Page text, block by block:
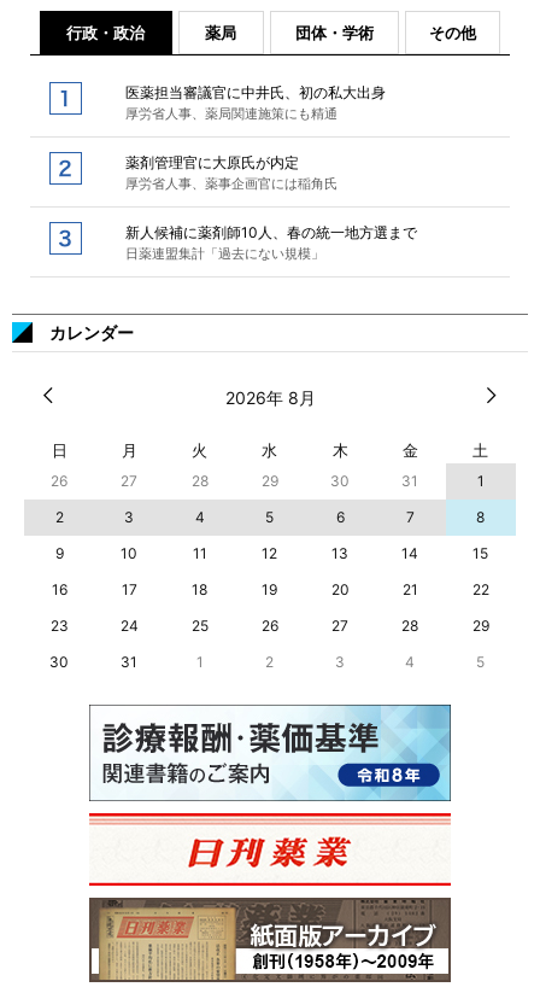
行政・政治 薬局 団体・学術 その他
医薬担当審議官に中井氏、初の私大出身
厚労省人事、薬局関連施策にも精通
薬剤管理官に大原氏が内定
厚労省人事、薬事企画官には稲角氏
新人候補に薬剤師10人、春の統一地方選まで
日薬連盟集計「過去にない規模」
カレンダー
2026年 8月
日 月 火 水 木 金 土
26 27 28 29 30 31
1
2
3 4 5 6 7
8
9
10 11 12 13 14
15
16
17 18 19 20 21
22
23
24 25 26 27 28
29
30
31 1 2 3 4 5